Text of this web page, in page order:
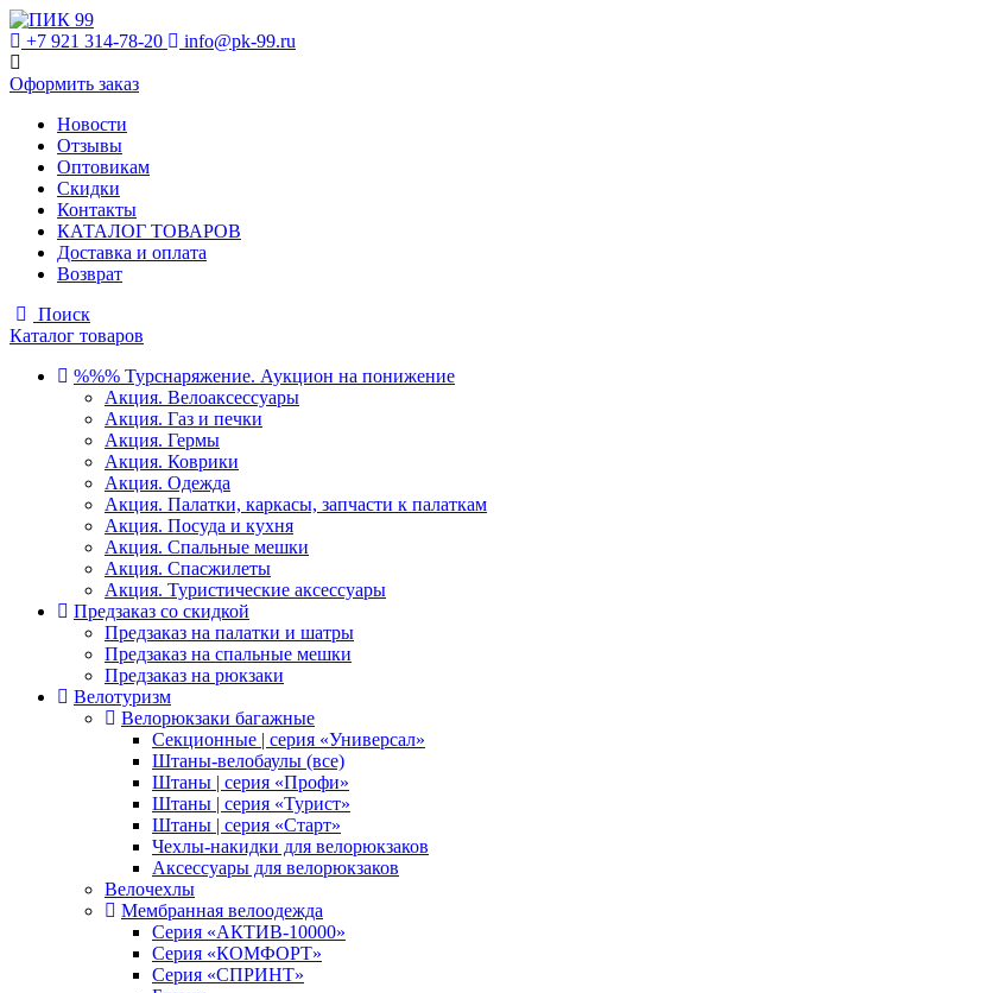
+7 921 314-78-20 info@pk-99.ru
Оформить заказ
Новости
Отзывы
Оптовикам
Скидки
Контакты
КАТАЛОГ ТОВАРОВ
Доставка и оплата
Возврат
Поиск
Каталог товаров
%%% Турснаряжение. Аукцион на понижение
Акция. Велоаксессуары
Акция. Газ и печки
Акция. Гермы
Акция. Коврики
Акция. Одежда
Акция. Палатки, каркасы, запчасти к палаткам
Акция. Посуда и кухня
Акция. Спальные мешки
Акция. Спасжилеты
Акция. Туристические аксессуары
Предзаказ со скидкой
Предзаказ на палатки и шатры
Предзаказ на спальные мешки
Предзаказ на рюкзаки
Велотуризм
Велорюкзаки багажные
Секционные | серия «Универсал»
Штаны-велобаулы (все)
Штаны | серия «Профи»
Штаны | серия «Турист»
Штаны | серия «Старт»
Чехлы-накидки для велорюкзаков
Аксессуары для велорюкзаков
Велочехлы
Мембранная велоодежда
Серия «АКТИВ-10000»
Серия «КОМФОРТ»
Серия «СПРИНТ»